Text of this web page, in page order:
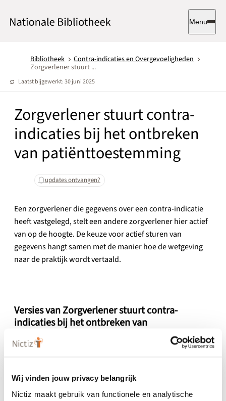
Wij vinden jouw privacy belangrijk
Nictiz maakt gebruik van functionele en analytische
Menu
Bibliotheek
Contra-indicaties en Overgevoeligheden
Zorgverlener stuurt ...
Laatst bijgewerkt: 30 juni 2025
Zorgverlener stuurt contra-
indicaties bij het ontbreken
van patiënttoestemming
updates ontvangen?
Een zorgverlener die gegevens over een contra-indicatie
heeft vastgelegd, stelt een andere zorgverlener hier actief
van op de hoogte. De keuze voor actief sturen van
gegevens hangt samen met de manier hoe de wetgeving
naar de praktijk wordt vertaald.
Versies van Zorgverlener stuurt contra-
indicaties bij het ontbreken van
patiënttoestemming
geldig vanaf 30 september 2024
Zorgverlener stuurt contra-indicaties bij